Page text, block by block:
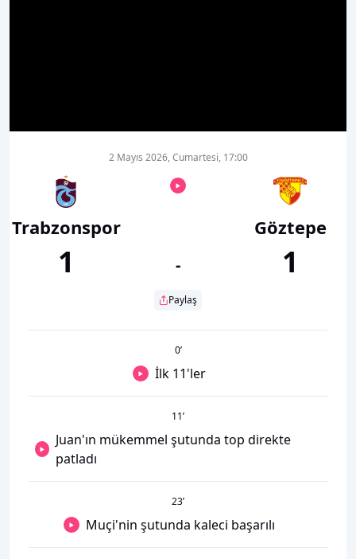
Trabzonspor
1
2 Mayıs 2026, Cumartesi, 17:00
-
Paylaş
Göztepe
1
0’
İlk 11'ler
11’
Juan'ın mükemmel şutunda top direkte
patladı
23’
Muçi'nin şutunda kaleci başarılı